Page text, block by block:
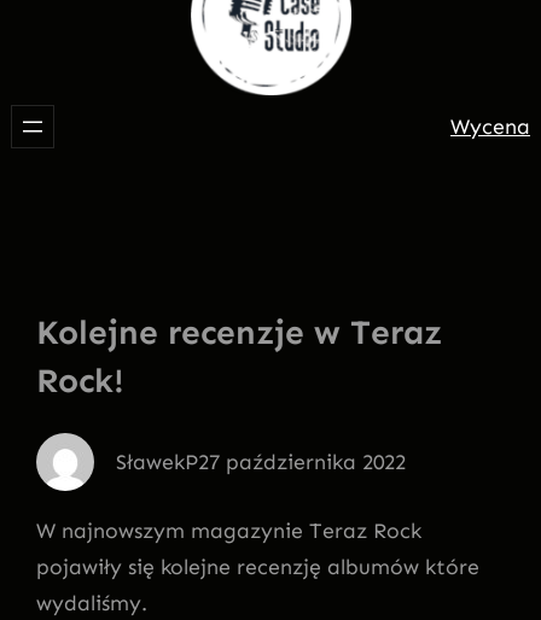
Wycena
Kolejne recenzje w Teraz
Rock!
SławekP27 października 2022
W najnowszym magazynie Teraz Rock
pojawiły się kolejne recenzję albumów które
wydaliśmy.